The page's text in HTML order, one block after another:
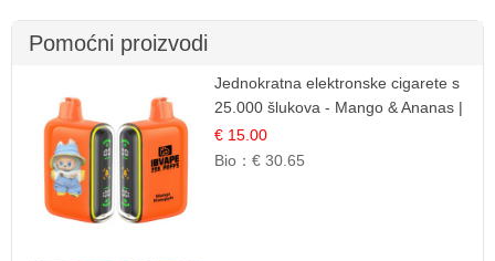
Pomoćni proizvodi
Jednokratna elektronske cigarete s
25.000 šlukova - Mango & Ananas |
Egzotična Voćna Mješavina
€ 15.00
Bio：€ 30.65